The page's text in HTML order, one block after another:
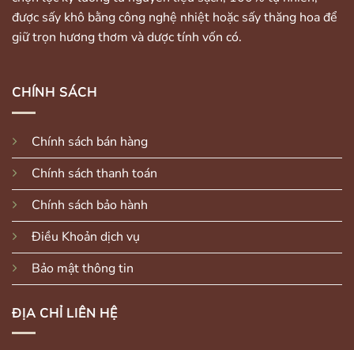
được sấy khô bằng công nghệ nhiệt hoặc sấy thăng hoa để
giữ trọn hương thơm và dược tính vốn có.
CHÍNH SÁCH
Chính sách bán hàng
Chính sách thanh toán
Chính sách bảo hành
Điều Khoản dịch vụ
Bảo mật thông tin
ĐỊA CHỈ LIÊN HỆ